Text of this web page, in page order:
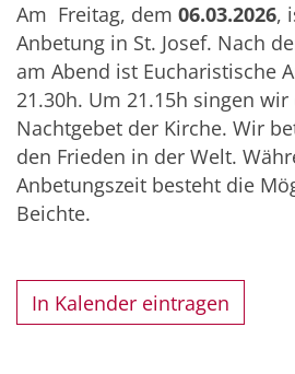
Am Freitag, dem 06.03.2026,
Anbetung in St. Josef. Nach
am Abend ist Eucharistische
21.30h. Um 21.15h singen
Nachtgebet der Kirche. Wir
den Frieden in der Welt.
Anbetungszeit besteht die
Beichte.
In Kalender eintragen